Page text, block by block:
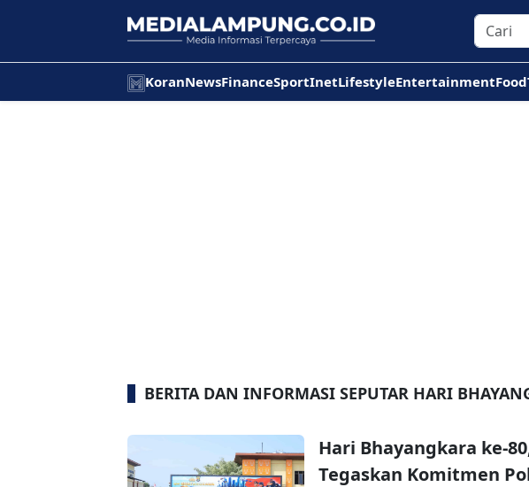
KoranNewsFinanceSportInetLifestyleEntertainmentFood
BERITA DAN INFORMASI SEPUTAR HARI
Hari Bhayangkara ke-
Tegaskan Komitmen